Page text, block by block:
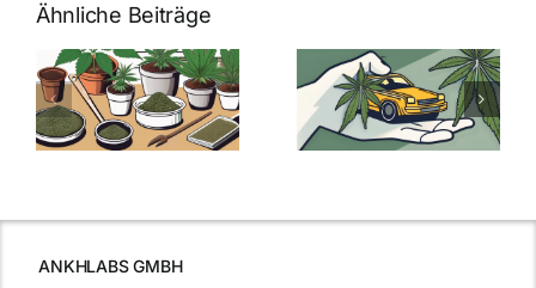
Ähnliche Beiträge
Neue THC-
Grenzwert-
Regelung:
Was Sie über
Cannabis und
müssen
Cannabis
Samen
kaufen: Alles
was Sie
ANKHLABS GMBH